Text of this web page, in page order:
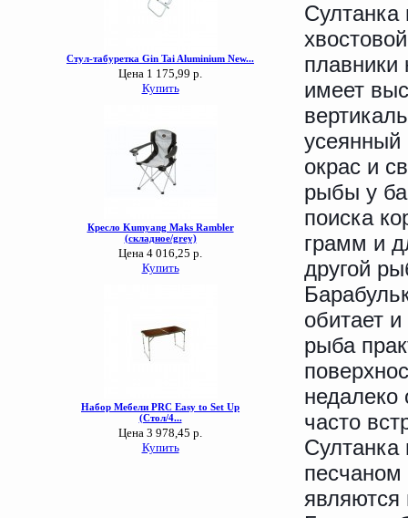
Султанка
плавники
имеет
окрас и
рыбы у
поиска
грамм и
другой
обитает
рыба
недалеко
часто